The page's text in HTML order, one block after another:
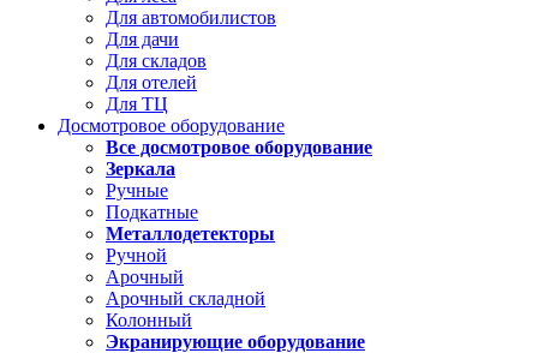
Для автомобилистов
Для дачи
Для складов
Для отелей
Для ТЦ
Досмотровое оборудование
Все досмотровое оборудование
Зеркала
Ручные
Подкатные
Металлодетекторы
Ручной
Арочный
Арочный складной
Колонный
Экранирующие оборудование